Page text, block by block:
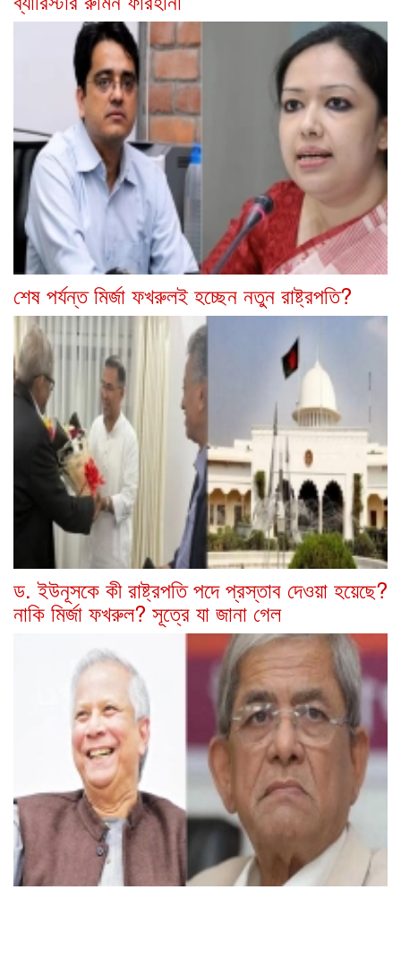
শেষ পর্যন্ত মির্জা ফখরুলই হচ্ছেন নতুন রাষ্ট্রপতি?
ড. ইউনূসকে কী রাষ্ট্রপতি পদে প্রস্তাব দেওয়া হয়েছে?
নাকি মির্জা ফখরুল? সূত্রে যা জানা গেল